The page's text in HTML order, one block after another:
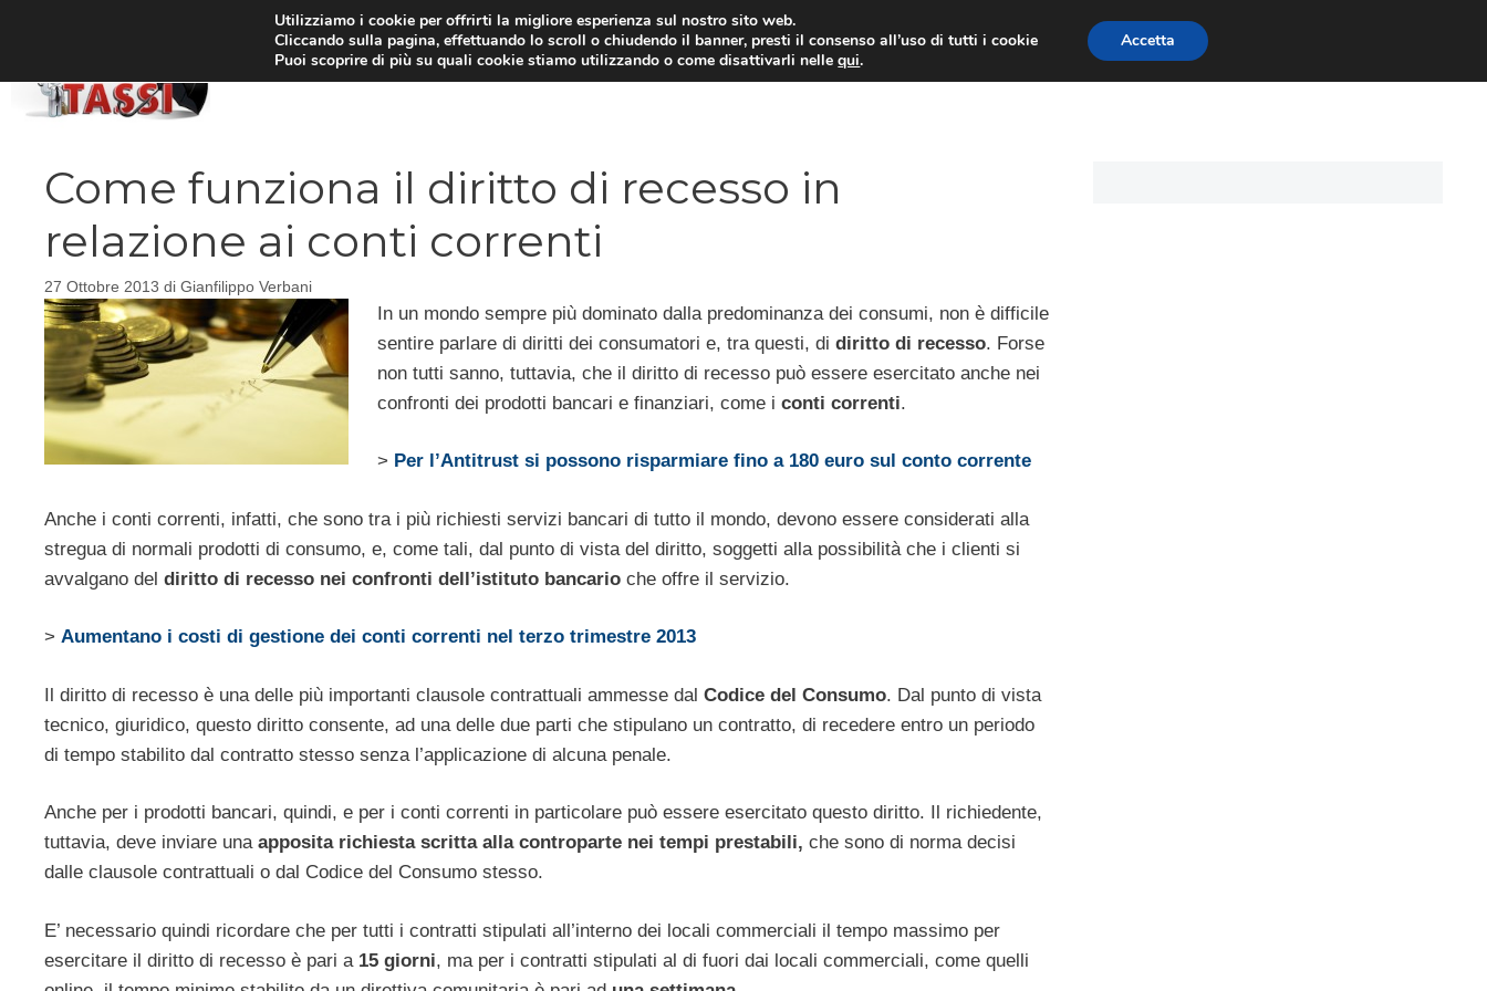
PRESTITI
Come funziona il diritto di recesso in
relazione ai conti correnti
27 Ottobre 2013 di Gianfilippo Verbani
In un mondo sempre più dominato dalla predominanza dei consumi, non è difficile
sentire parlare di diritti dei consumatori e, tra questi, di diritto di recesso. Forse
non tutti sanno, tuttavia, che il diritto di recesso può essere esercitato anche nei
confronti dei prodotti bancari e finanziari, come i conti correnti.
> Per l’Antitrust si possono risparmiare fino a 180 euro sul conto corrente
Anche i conti correnti, infatti, che sono tra i più richiesti servizi bancari di tutto il mondo, devono essere considerati alla
stregua di normali prodotti di consumo, e, come tali, dal punto di vista del diritto, soggetti alla possibilità che i clienti si
avvalgano del diritto di recesso nei confronti dell’istituto bancario che offre il servizio.
> Aumentano i costi di gestione dei conti correnti nel terzo trimestre 2013
Il diritto di recesso è una delle più importanti clausole contrattuali ammesse dal Codice del Consumo. Dal punto di vista
tecnico, giuridico, questo diritto consente, ad una delle due parti che stipulano un contratto, di recedere entro un periodo
di tempo stabilito dal contratto stesso senza l’applicazione di alcuna penale.
Anche per i prodotti bancari, quindi, e per i conti correnti in particolare può essere esercitato questo diritto. Il richiedente,
tuttavia, deve inviare unaapposita richiesta scritta alla controparte nei tempi prestabili, che sono di norma decisi
dalle clausole contrattuali o dal Codice del Consumo stesso.
E’ necessario quindi ricordare che per tutti i contratti stipulati all’interno dei locali commerciali il tempo massimo per
esercitare il diritto di recesso è pari a 15 giorni, ma per i contratti stipulati al di fuori dai locali commerciali, come quelli
Utilizziamo i cookie per offrirti la migliore esperienza sul nostro sito web.
Cliccando sulla pagina, effettuando lo scroll o chiudendo il banner, presti il consenso all’uso di tutti i cookie
Puoi scoprire di più su quali cookie stiamo utilizzando o come disattivarli nellequi.
Accetta